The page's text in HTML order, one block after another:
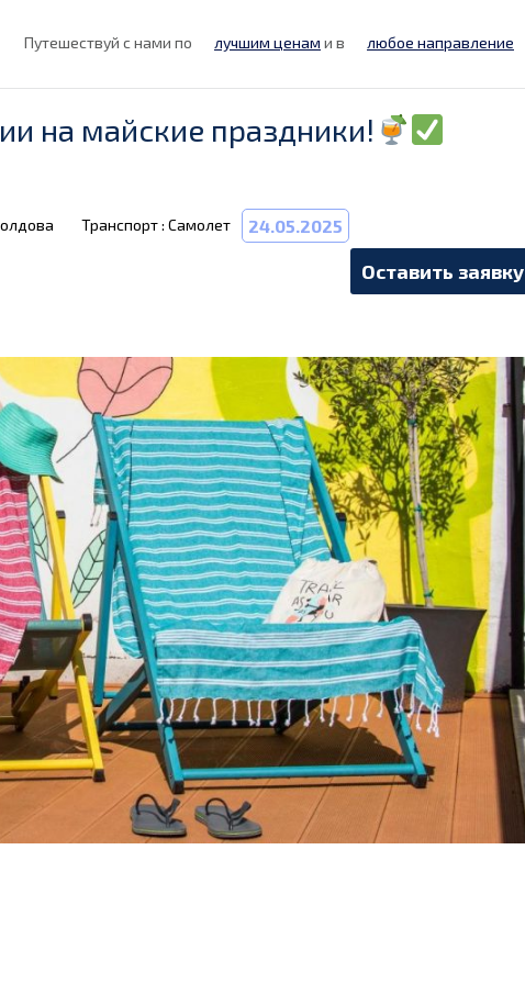
Путешествуй с нами по лучшим ценам и в любое направление
на майские праздники!
Транспорт : Самолет 24.05.2025
Оставить заявку